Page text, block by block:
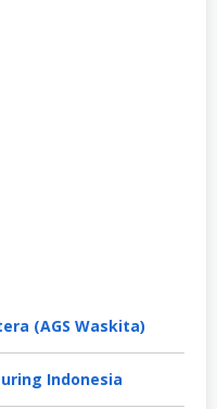
(AGS Waskita)
Indonesia